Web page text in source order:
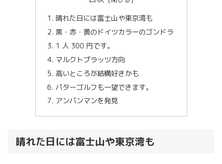
晴れた日には富士山や東京湾も
黒・赤・黄のドイツカラーのゴンドラ
1 人 300 円です。
マルクトプラッツ方向
高いところが結構好きかも
パターゴルフも一望できます。
アンパンマンを発見
晴れた日には富士山や東京湾も